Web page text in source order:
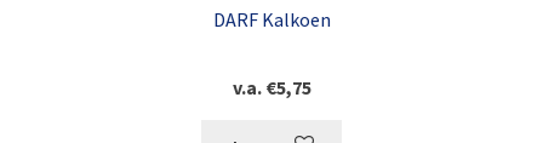
DARF Kalkoen
v.a. €5,75